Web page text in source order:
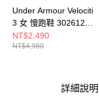
Under Armour Velociti
3 女 慢跑鞋 3026124-
105
NT$2,490
NT$4,980
詳細說明